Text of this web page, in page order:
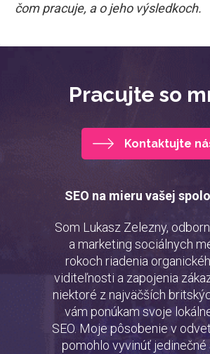
čom pracuje, a o jeho výsledkoch.
Pracujte so
Kontaktujte
SEO na mieru vašej
Som Lukasz Zelezny,
a marketing sociálnych
rokoch riadenia
viditeľnosti a zapojenia
niektoré z najväčších
vám ponúkam svoje
SEO. Moje pôsobenie v
pomohlo vyvinúť jedinečné